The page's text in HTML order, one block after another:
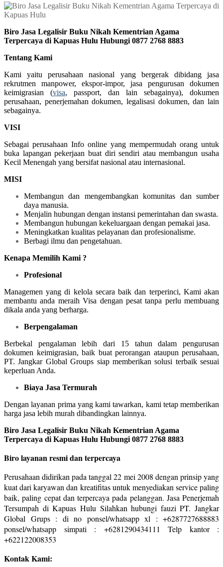
Biro Jasa Legalisir Buku Nikah Kementrian Agama
Terpercaya di Kapuas Hulu Hubungi 0877 2768 8883
Tentang Kami
Kami yaitu perusahaan nasional yang bergerak dibidang jasa
rekrutmen manpower, ekspor-impor, jasa pengurusan dokumen
keimigrasian (visa, passport, dan lain sebagainya), dokumen
perusahaan, penerjemahan dokumen, legalisasi dokumen, dan lain
sebagainya.
VISI
Sebagai perusahaan Info online yang mempermudah orang untuk
buka lapangan pekerjaan buat diri sendiri atau membangun usaha
Kecil Menengah yang bersifat nasional atau internasional.
MISI
Membangun dan mengembangkan komunitas dan sumber
daya manusia.
Menjalin hubungan dengan instansi pemerintahan dan swasta.
Membangun hubungan kekeluargaan dengan pemakai jasa.
Meningkatkan kualitas pelayanan dan profesionalisme.
Berbagi ilmu dan pengetahuan.
Kenapa Memilih Kami ?
Profesional
Managemen yang di kelola secara baik dan terperinci, Kami akan
membantu anda meraih Visa dengan pesat tanpa perlu membuang
dikala anda yang berharga.
Berpengalaman
Berbekal pengalaman lebih dari 15 tahun dalam pengurusan
dokumen keimigrasian, baik buat perorangan ataupun perusahaan,
PT. Jangkar Global Groups siap memberikan solusi terbaik sesuai
keperluan Anda.
Biaya Jasa Termurah
Dengan layanan prima yang kami tawarkan, kami tetap memberikan
harga jasa lebih murah dibandingkan lainnya.
Biro Jasa Legalisir Buku Nikah Kementrian Agama
Terpercaya di Kapuas Hulu Hubungi 0877 2768 8883
Biro layanan resmi dan terpercaya
Perusahaan didirikan pada tanggal 22 mei 2008 dengan prinsip yang
kuat dari karyawan dan kreatifitas untuk menyediakan service paling
baik, paling cepat dan terpercaya pada pelanggan. Jasa Penerjemah
Tersumpah di Kapuas Hulu Silahkan hubungi fauzi PT. Jangkar
Global Grups : di no ponsel/whatsapp xl : +6287727688883
ponsel/whatsapp simpati : +6281290434111 Telp kantor :
+622122008353
Kontak Kami: